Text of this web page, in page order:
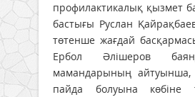
профилактикалық қызмет
бастығы Руслан
төтенше жағдай
Ербол Әлішеров
мамандарының айтуынша,
пайда болуына көбіне